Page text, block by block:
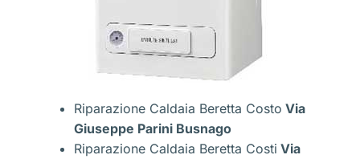
Riparazione Caldaia Beretta Costo Via
Giuseppe Parini Busnago
Riparazione Caldaia Beretta Costi Via